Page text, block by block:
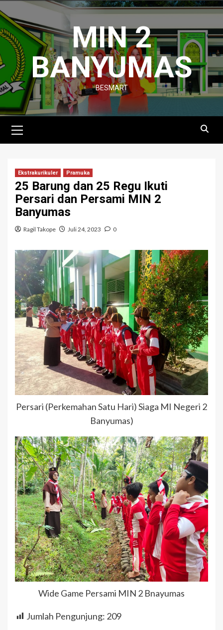
to
content
MIN 2
BANYUMAS
BESMART
Menu
Ekstrakurikuler Pramuka
25 Barung dan 25 Regu Ikuti
Persari dan Persami MIN 2
Banyumas
Ragil Takope Juli 24, 2023 0
Persari (Perkemahan Satu Hari) Siaga MI Negeri 2
Banyumas)
Wide Game Persami MIN 2 Bnayumas
Jumlah Pengunjung: 209